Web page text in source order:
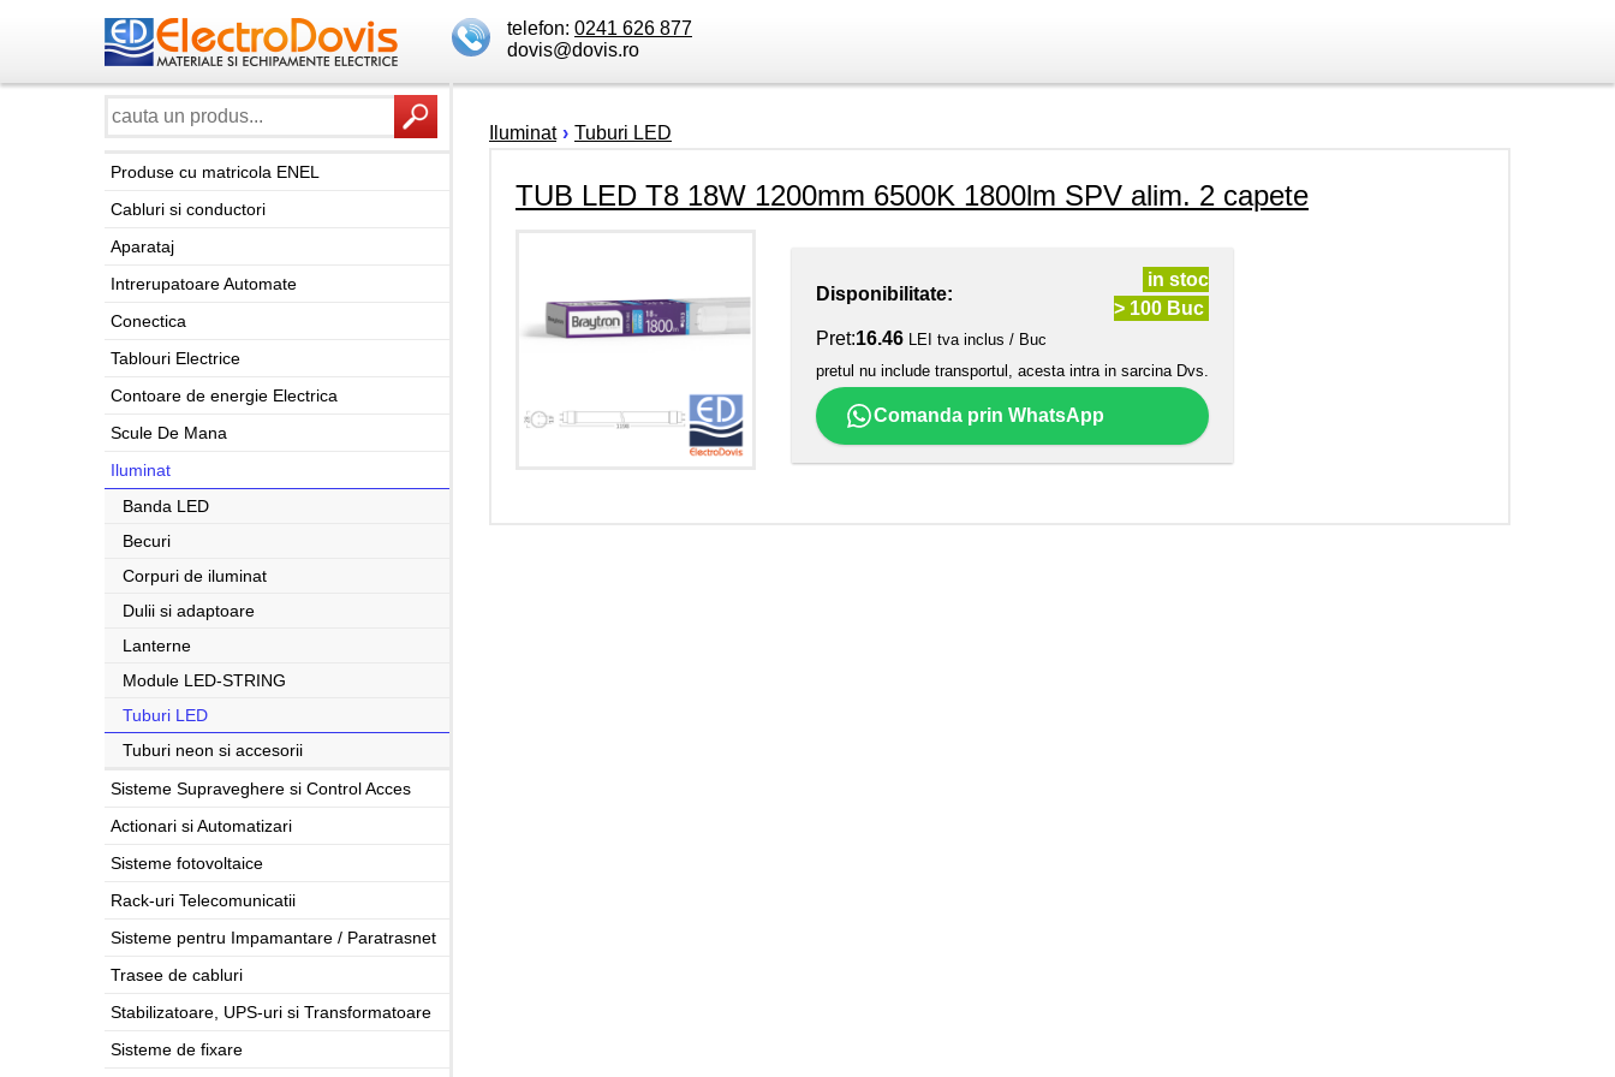
telefon: 0241 626 877
dovis@dovis.ro
Produse cu matricola ENEL
Cabluri si conductori
Aparataj
Intrerupatoare Automate
Conectica
Tablouri Electrice
Contoare de energie Electrica
Scule De Mana
Iluminat
Banda LED
Becuri
Corpuri de iluminat
Dulii si adaptoare
Lanterne
Module LED-STRING
Tuburi LED
Tuburi neon si accesorii
Sisteme Supraveghere si Control Acces
Actionari si Automatizari
Sisteme fotovoltaice
Rack-uri Telecomunicatii
Sisteme pentru Impamantare / Paratrasnet
Trasee de cabluri
Stabilizatoare, UPS-uri si Transformatoare
Sisteme de fixare
Iluminat › Tuburi LED
TUB LED T8 18W 1200mm 6500K 1800lm SPV alim. 2 capete
Disponibilitate:
in stoc
> 100 Buc
Pret:16.46 LEI tva inclus / Buc
pretul nu include transportul, acesta intra in sarcina Dvs.
Comanda prin WhatsApp